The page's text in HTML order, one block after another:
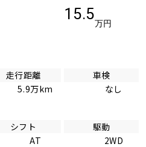
15.5
万円
走行距離
5.9万km
車検
なし
シフト
AT
駆動
2WD